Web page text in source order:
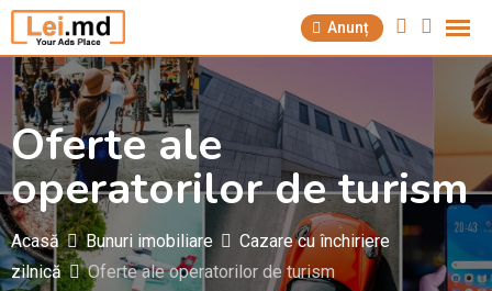
Săriți
la
conținut
Anunț
Oferte ale
operatorilor de turism
Acasă Bunuri imobiliare
Cazare cu închiriere
zilnică
Oferte ale operatorilor de turism